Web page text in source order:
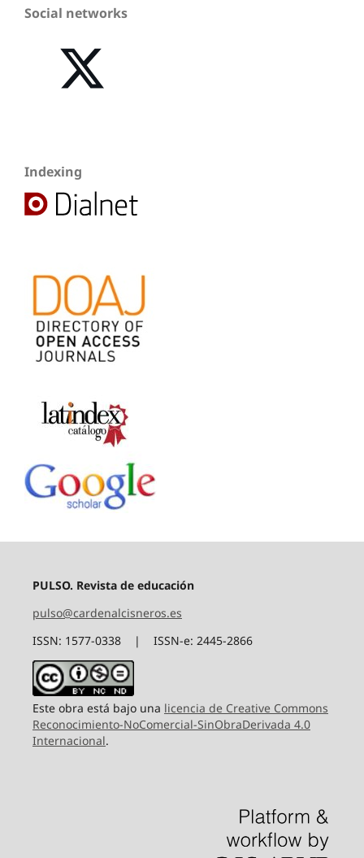
Social networks
Indexing
PULSO. Revista de educación
pulso@cardenalcisneros.es
ISSN: 1577-0338 | ISSN-e: 2445-2866
Este obra está bajo una licencia de Creative Commons
Reconocimiento-NoComercial-SinObraDerivada 4.0
Internacional.